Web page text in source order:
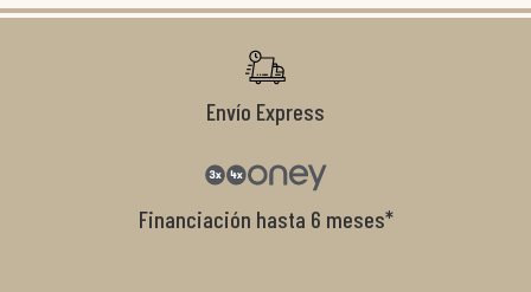
Envío Express
Financiación hasta 6 meses*